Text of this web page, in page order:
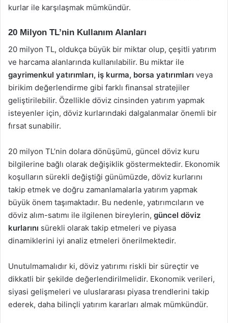
kurlar ile karşılaşmak mümkündür.
20 Milyon TL’nin Kullanım Alanları
20 milyon TL, oldukça büyük bir miktar olup, çeşitli yatırım
ve harcama alanlarında kullanılabilir. Bu miktar ile
gayrimenkul yatırımları, iş kurma, borsa yatırımları veya
birikim değerlendirme gibi farklı finansal stratejiler
geliştirilebilir. Özellikle döviz cinsinden yatırım yapmak
isteyenler için, döviz kurlarındaki dalgalanmalar önemli bir
fırsat sunabilir.
20 milyon TL’nin dolara dönüşümü, güncel döviz kuru
bilgilerine bağlı olarak değişiklik göstermektedir. Ekonomik
koşulların sürekli değiştiği günümüzde, döviz kurlarını
takip etmek ve doğru zamanlamalarla yatırım yapmak
büyük önem taşımaktadır. Bu nedenle, yatırımcıların ve
döviz alım-satımı ile ilgilenen bireylerin, güncel döviz
kurlarını sürekli olarak takip etmeleri ve piyasa
dinamiklerini iyi analiz etmeleri önerilmektedir.
Unutulmamalıdır ki, döviz yatırımı riskli bir süreçtir ve
dikkatli bir şekilde değerlendirilmelidir. Ekonomik verileri,
siyasi gelişmeleri ve uluslararası piyasa trendlerini takip
ederek, daha bilinçli yatırım kararları almak mümkündür.